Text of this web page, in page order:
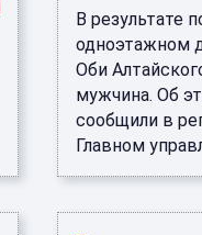
В результате
одноэтажном
Оби
мужчина. Об
сообщили в
Главном